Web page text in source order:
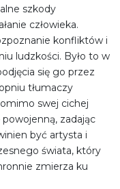
szkody
człowieka.
konfliktów i
ludzkości. Było to w
się go przez
tłumaczy
swej cichej
zadając
być artysta i
świata, który
zmierza ku